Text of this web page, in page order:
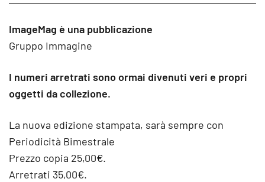
ImageMag è una pubblicazione
Gruppo Immagine
I numeri arretrati sono ormai divenuti veri e propri
oggetti da collezione.
La nuova edizione stampata, sarà sempre con
Periodicità Bimestrale
Prezzo copia 25,00€.
Arretrati 35,00€.